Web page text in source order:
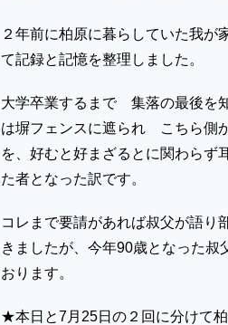
２年前に柏原に暮らしていた我が
て記録と記憶を整理しました。
大学卒業するまで 集落の最後を
は塀フェンスに遮られ こちら側
を、好むと好まざるとに関わら
た者となった訳です。
コレまで要請があれば叔父が語り
きましたが、今年90歳となった叔
おります。
★本日と7月25日の２回に分けて